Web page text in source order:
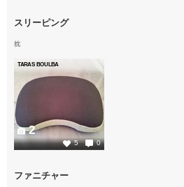
スリーピング
枕
TARAS BOULBA
5 0
2
ファニチャー